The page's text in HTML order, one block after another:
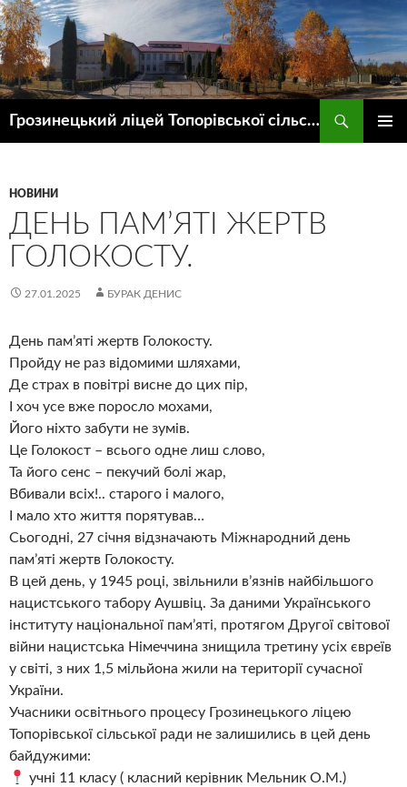
Грозинецький ліцей Топорівської сільської ради
НОВИНИ
ДЕНЬ ПАМʼЯТІ ЖЕРТВ
ГОЛОКОСТУ.
27.01.2025 БУРАК ДЕНИС
День памʼяті жертв Голокосту.
Пройду не раз відомими шляхами,
Де страх в повітрі висне до цих пір,
І хоч усе вже поросло мохами,
Його ніхто забути не зумів.
Це Голокост – всього одне лиш слово,
Та його сенс – пекучий болі жар,
Вбивали всіх!.. старого і малого,
І мало хто життя порятував…
Сьогодні, 27 січня відзначають Міжнародний день
памʼяті жертв Голокосту.
В цей день, у 1945 році, звільнили вʼязнів найбільшого
нацистського табору Аушвіц. За даними Українського
інституту національної памʼяті, протягом Другої світової
війни нацистська Німеччина знищила третину усіх євреїв
у світі, з них 1,5 мільйона жили на території сучасної
України.
Учасники освітнього процесу Грозинецького ліцею
Топорівської сільської ради не залишились в цей день
байдужими:
учні 11 класу ( класний керівник Мельник О.М.)